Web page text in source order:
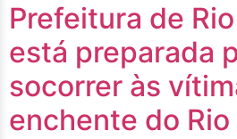
Prefeitura de
está preparada
socorrer às
enchente do Rio